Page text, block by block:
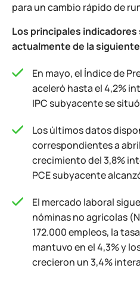
para un cambio rápido de
Los principales
actualmente de la
En mayo, el Índice de
aceleró hasta el 4,2%
IPC subyacente se
Los últimos datos
correspondientes a
crecimiento del 3,8%
PCE subyacente
El mercado laboral
nóminas no agrícolas
172.000 empleos, la
mantuvo en el 4,3% y
crecieron un 3,4%